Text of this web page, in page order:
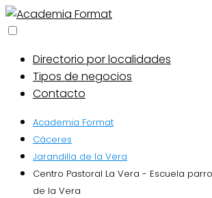
Directorio por localidades
Tipos de negocios
Contacto
Academia Format
Cáceres
Jarandilla de la Vera
Centro Pastoral La Vera - Escuela
de la Vera